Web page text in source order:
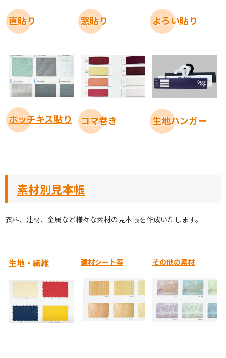
直貼り 窓貼り よろい貼り
ホッチキス貼り コマ巻き 生地ハンガー
素材別見本帳
衣料、建材、金属など様々な素材の見本帳を作成いたします。
生地・繊維 建材シート等 その他の素材